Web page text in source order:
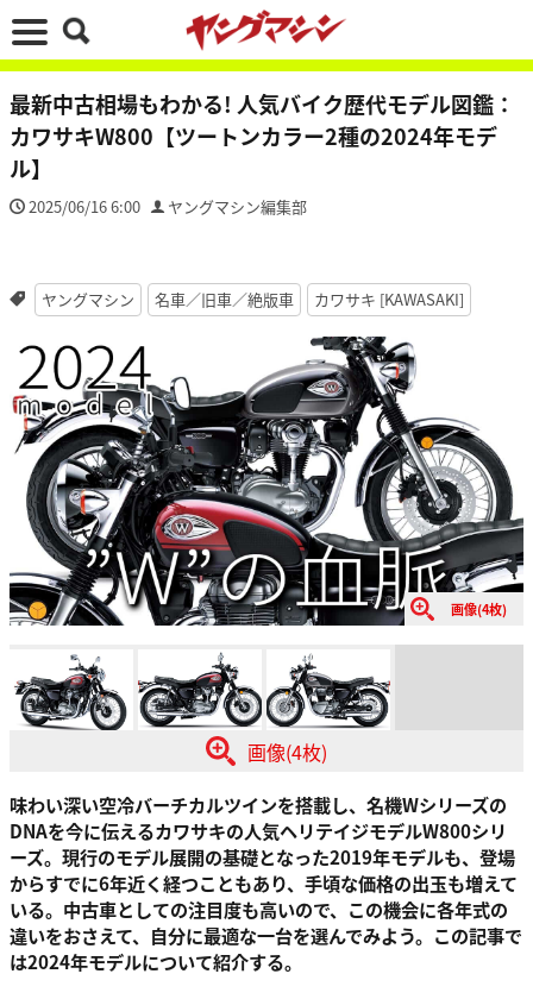
最新中古相場もわかる! 人気バイク歴代モデル図鑑：
カワサキW800【ツートンカラー2種の2024年モデ
ル】
2025/06/16 6:00 ヤングマシン編集部
ヤングマシン 名車／旧車／絶版車 カワサキ [KAWASAKI]
画像(4枚)
画像(4枚)
味わい深い空冷バーチカルツインを搭載し、名機Wシリーズの
DNAを今に伝えるカワサキの人気ヘリテイジモデルW800シリ
ーズ。現行のモデル展開の基礎となった2019年モデルも、登場
からすでに6年近く経つこともあり、手頃な価格の出玉も増えて
いる。中古車としての注目度も高いので、この機会に各年式の
違いをおさえて、自分に最適な一台を選んでみよう。この記事で
は2024年モデルについて紹介する。